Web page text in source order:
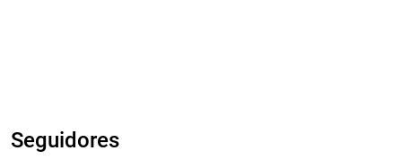
Seguidores